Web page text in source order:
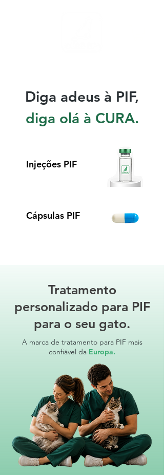
Diga adeus à PIF,
diga olá à CURA.
Injeções PIF
Cápsulas PIF
Tratamento
personalizado para PIF
para o seu gato.
A marca de tratamento para PIF mais
confiável da Europa.